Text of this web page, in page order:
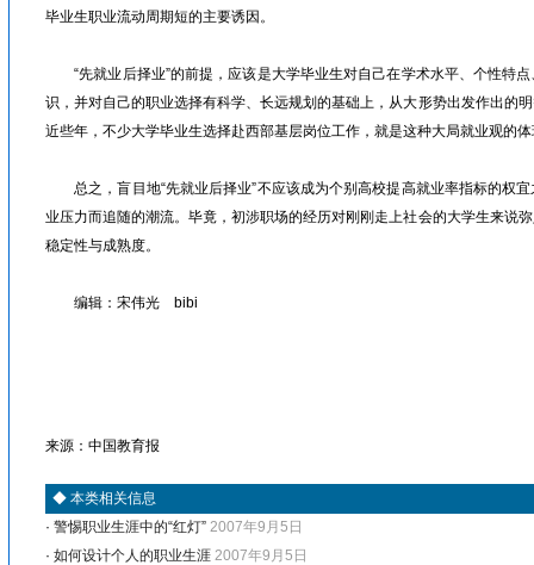
毕业生职业流动周期短的主要诱因。
“先就业后择业”的前提，应该是大学毕业生对自己在学术水平、个性特
识，并对自己的职业选择有科学、长远规划的基础上，从大形势出发作出的
近些年，不少大学毕业生选择赴西部基层岗位工作，就是这种大局就业观的
总之，盲目地“先就业后择业”不应该成为个别高校提高就业率指标的权
业压力而追随的潮流。毕竟，初涉职场的经历对刚刚走上社会的大学生来说
稳定性与成熟度。
编辑：宋伟光 bibi
来源：中国教育报
◆ 本类相关信息
· 警惕职业生涯中的“红灯” 2007年9月5日
· 如何设计个人的职业生涯 2007年9月5日